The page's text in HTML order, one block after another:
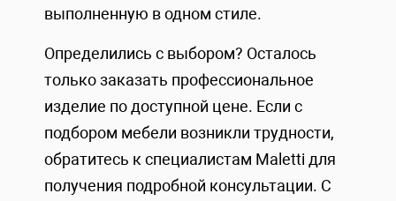
выполненную в одном стиле.
Определились с выбором? Осталось
только заказать профессиональное
изделие по доступной цене. Если с
подбором мебели возникли трудности,
обратитесь к специалистам Maletti для
получения подробной консультации. С